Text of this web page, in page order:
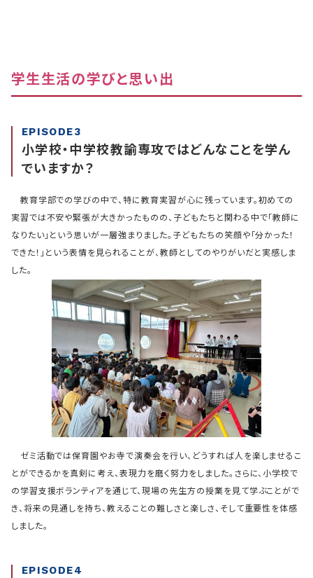
学生生活の学びと思い出
EPISODE3
小学校・中学校教諭専攻ではどんなことを学ん
でいますか？
教育学部での学びの中で、特に教育実習が心に残っています。初めての
実習では不安や緊張が大きかったものの、子どもたちと関わる中で「教師に
なりたい」という思いが一層強まりました。子どもたちの笑顔や「分かった！
できた！」という表情を見られることが、教師としてのやりがいだと実感しま
した。
ゼミ活動では保育園やお寺で演奏会を行い、どうすれば人を楽しませるこ
とができるかを真剣に考え、表現力を磨く努力をしました。さらに、小学校で
の学習支援ボランティアを通じて、現場の先生方の授業を見て学ぶことがで
き、将来の見通しを持ち、教えることの難しさと楽しさ、そして重要性を体感
しました。
EPISODE4